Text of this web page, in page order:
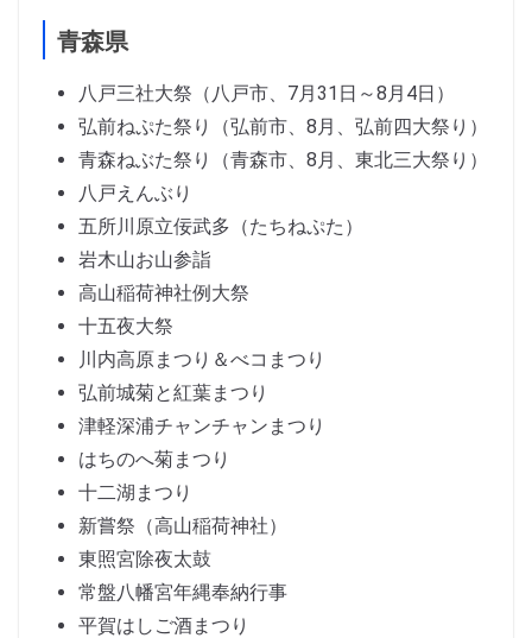
青森県
八戸三社大祭（八戸市、7月31日～8月4日）
弘前ねぷた祭り（弘前市、8月、弘前四大祭り）
青森ねぶた祭り（青森市、8月、東北三大祭り）
八戸えんぶり
五所川原立佞武多（たちねぷた）
岩木山お山参詣
高山稲荷神社例大祭
十五夜大祭
川内高原まつり＆べコまつり
弘前城菊と紅葉まつり
津軽深浦チャンチャンまつり
はちのへ菊まつり
十二湖まつり
新嘗祭（高山稲荷神社）
東照宮除夜太鼓
常盤八幡宮年縄奉納行事
平賀はしご酒まつり